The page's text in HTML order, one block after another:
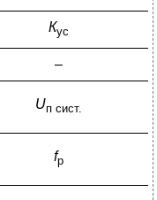
Кус
–
Uп сист.
fр